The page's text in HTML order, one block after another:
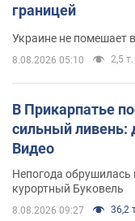
границей
Украине не помешает
8.08.2026 05:10 2,5 т.
В Прикарпатье
сильный ливень:
Видео
Непогода
курортный Буковель
8.08.2026 09:27 36,2